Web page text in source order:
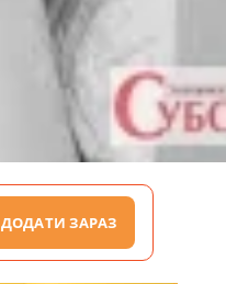
ДОДАТИ ЗАРАЗ